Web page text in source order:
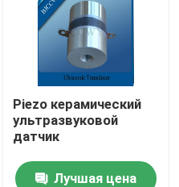
Piezo керамический
ультразвуковой
датчик
Лучшая цена